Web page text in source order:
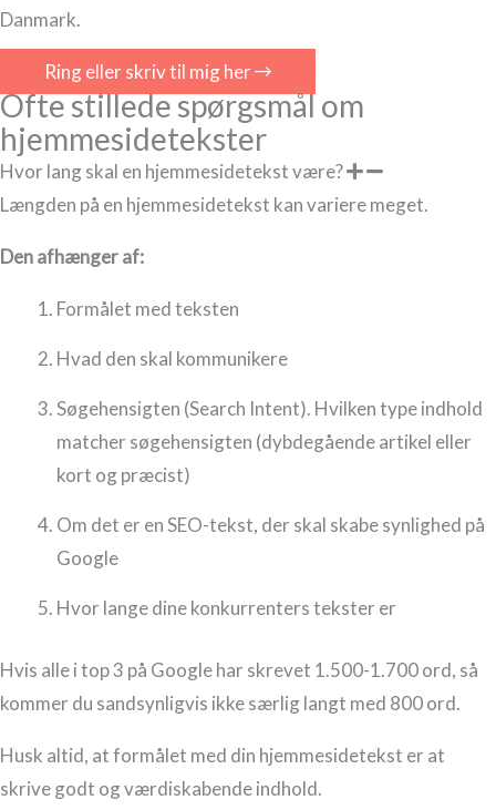
Danmark.
Ring eller skriv til mig her
Ofte stillede spørgsmål om
hjemmesidetekster
Hvor lang skal en hjemmesidetekst være?
Længden på en hjemmesidetekst kan variere meget.
Den afhænger af:
Formålet med teksten
Hvad den skal kommunikere
Søgehensigten (Search Intent). Hvilken type indhold
matcher søgehensigten (dybdegående artikel eller
kort og præcist)
Om det er en SEO-tekst, der skal skabe synlighed på
Google
Hvor lange dine konkurrenters tekster er
Hvis alle i top 3 på Google har skrevet 1.500-1.700 ord, så
kommer du sandsynligvis ikke særlig langt med 800 ord.
Husk altid, at formålet med din hjemmesidetekst er at
skrive godt og værdiskabende indhold.